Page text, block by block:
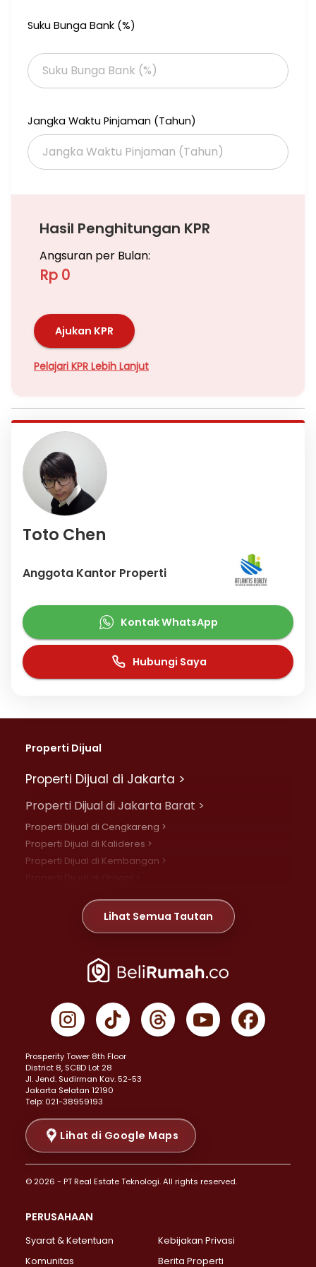
Suku Bunga Bank (%)
Jangka Waktu Pinjaman (Tahun)
Hasil Penghitungan KPR
Angsuran per Bulan:
Rp 0
Ajukan KPR
Pelajari KPR Lebih Lanjut
Toto Chen
Anggota Kantor Properti
Kontak WhatsApp
Hubungi Saya
Properti Dijual
Properti Dijual di Jakarta >
Properti Dijual di Jakarta Barat >
Properti Dijual di Cengkareng >
Properti Dijual di Kalideres >
Properti Dijual di Kembangan >
Properti Dijual di Meruya >
Properti Dijual di Jelambar >
Properti Dijual di Jakarta Pusat >
Properti Dijual di Gambir >
Properti Dijual di Johar Baru >
Properti Dijual di Menteng >
Properti Dijual di Senen >
Properti Dijual di Tanah Abang >
Properti Dijual di Cikini >
Properti Dijual di Kramat >
Properti Dijual di Pasar Baru >
Properti Dijual di Bendungan Hilir >
Properti Dijual di Jakarta Selatan >
Properti Dijual di Lebak Bulus >
Properti Dijual di Gandaria Selatan >
Properti Dijual di Pondok Labu >
Lihat Semua Tautan
Prosperity Tower 8th Floor
District 8, SCBD Lot 28
JI. Jend. Sudirman Kav. 52-53
Jakarta Selatan 12190
Telp: 021-38959193
Lihat di Google Maps
© 2026 - PT Real Estate Teknologi. All rights reserved.
PERUSAHAAN
Syarat & Ketentuan
Kebijakan Privasi
Komunitas
Berita Properti